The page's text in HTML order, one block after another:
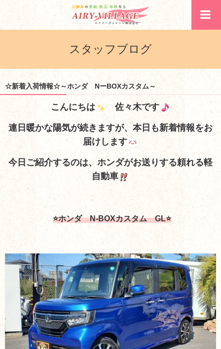
スタッフブログ
☆新着入荷情報☆～ホンダ NーBOXカスタム～
こんにちは 佐々木です
連日暖かな陽気が続きますが、本日も新着情報をお
届けします
今日ご紹介するのは、ホンダがお送りする頼れる軽
自動車
⭐ホンダ N-BOXカスタム GL⭐